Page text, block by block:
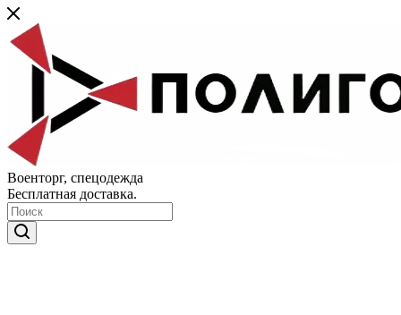
Военторг, спецодежда
Бесплатная доставка.